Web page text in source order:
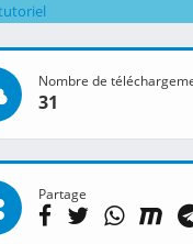
Nombre de
31
Partage